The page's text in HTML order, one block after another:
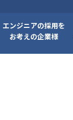
エンジニアの採用を
お考えの企業様